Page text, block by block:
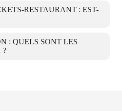
RESTAURANT : EST-
: QUELS SONT LES
?